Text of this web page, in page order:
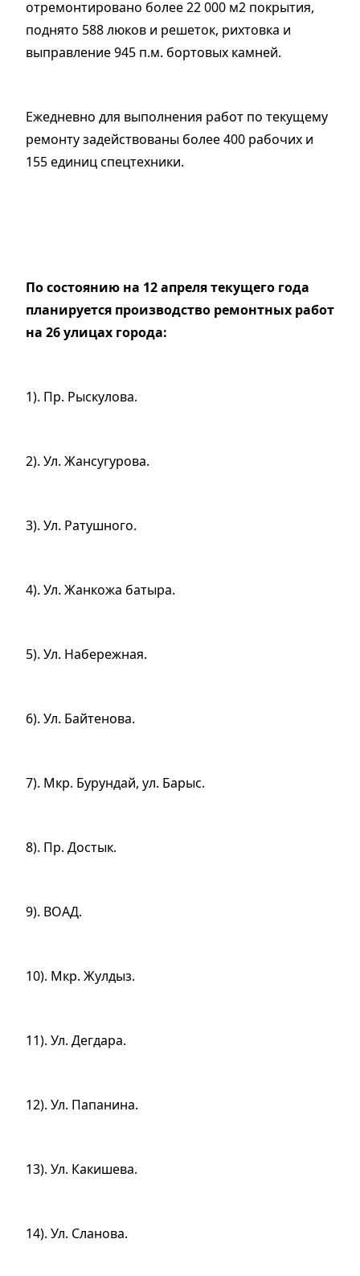
отремонтировано более 22 000 м2 покрытия,
поднято 588 люков и решеток, рихтовка и
выправление 945 п.м. бортовых камней.
Ежедневно для выполнения работ по текущему
ремонту задействованы более 400 рабочих и
155 единиц спецтехники.
По состоянию на 12 апреля текущего года
планируется производство ремонтных работ
на 26 улицах города:
1). Пр. Рыскулова.
2). Ул. Жансугурова.
3). Ул. Ратушного.
4). Ул. Жанкожа батыра.
5). Ул. Набережная.
6). Ул. Байтенова.
7). Мкр. Бурундай, ул. Барыс.
8). Пр. Достык.
9). ВОАД.
10). Мкр. Жулдыз.
11). Ул. Дегдара.
12). Ул. Папанина.
13). Ул. Какишева.
14). Ул. Сланова.